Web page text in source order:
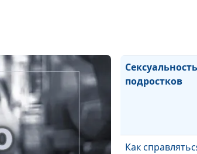
Сексуальность
подростков
Как